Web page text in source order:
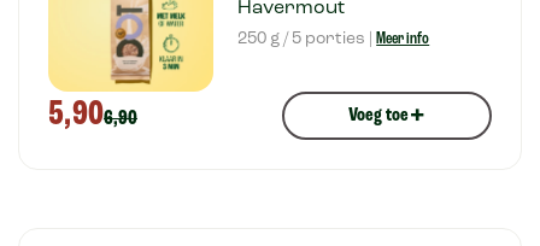
Havermout
250 g / 5 porties | Meer info
5,906,90 Voeg toe+